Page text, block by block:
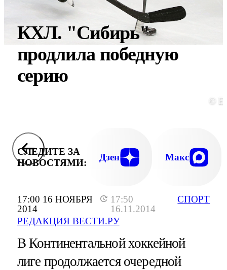
17:00 16 НОЯБРЯ
2014
17:50
16.11.2014
РЕДАКЦИЯ ВЕСТИ.РУ
СПОРТ
КХЛ. "Сибирь"
продлила победную
серию
©
СЛЕДИТЕ ЗА
НОВОСТЯМИ:
Дзен Макс
В Континентальной хоккейной
лиге продолжается очередной